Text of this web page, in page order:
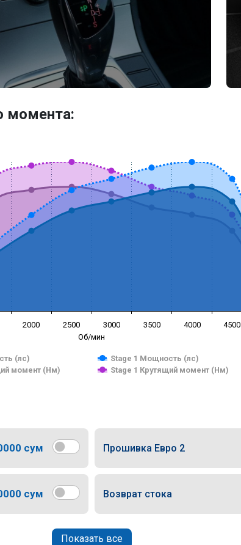
момента:
Об/мин
(лс)
Stage 1 Мощность (лс)
момент (Нм)
Stage 1 Крутящий момент (Нм)
2000 2500 3000 3500 4000 4500
сум Прошивка Евро 2
сум Возврат стока
Показать все